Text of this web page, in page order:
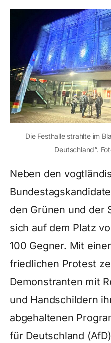
Die Festhalle strahlte im
Deutschland“.
Neben den
den Grünen und der
sich auf dem Platz
100 Gegner. Mit
friedlichen Protest
Demonstranten mit
und Handschildern
abgehaltenen
für Deutschland